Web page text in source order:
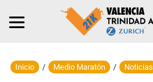
Inicio / Medio Maratón / Noticias